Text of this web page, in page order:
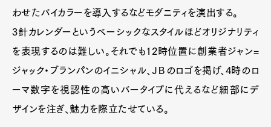
わせたバイカラーを導入するなどモダニティを演出する。
3針カレンダーというベーシックなスタイルほどオリジナリティ
を表現するのは難しい。それでも12時位置に創業者ジャン=
ジャック・ブランパンのイニシャル、ＪＢのロゴを掲げ、4時のロ
ーマ数字を視認性の高いバータイプに代えるなど細部にデ
ザインを注ぎ、魅力を際立たせている。